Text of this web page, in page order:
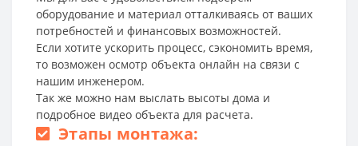
оборудование и материал отталкиваясь от ваших
потребностей и финансовых возможностей.
Если хотите ускорить процесс, сэкономить время,
то возможен осмотр объекта онлайн на связи с
нашим инженером.
Так же можно нам выслать высоты дома и
подробное видео объекта для расчета.
Этапы монтажа: